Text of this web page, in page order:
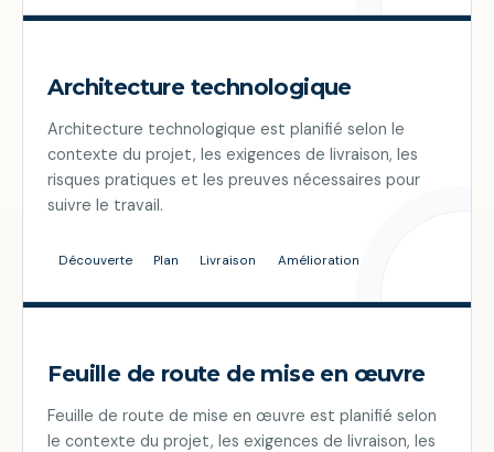
Architecture technologique
Architecture technologique est planifié selon le
contexte du projet, les exigences de livraison, les
risques pratiques et les preuves nécessaires pour
suivre le travail.
Découverte Plan Livraison Amélioration
Feuille de route de mise en œuvre
Feuille de route de mise en œuvre est planifié selon
le contexte du projet, les exigences de livraison, les